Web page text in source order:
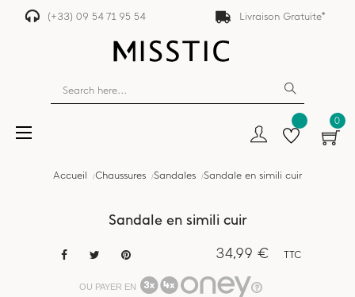
(+33) 09 54 71 95 54 Livraison Gratuite*
0
Basculer
☰
Accueil Chaussures Sandales Sandale en simili cuir
Sandale en simili cuir
34,99 €
TTC
OU PAYER EN